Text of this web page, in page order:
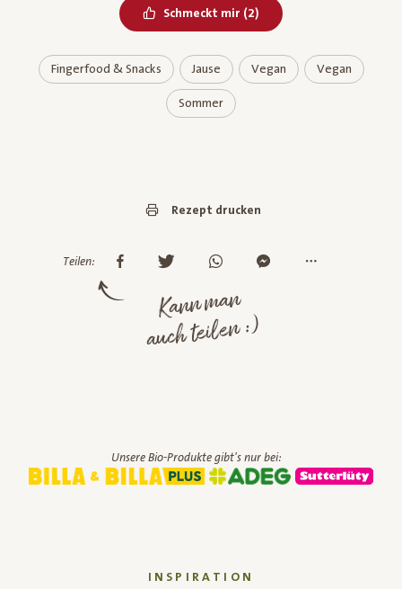
Schmeckt mir Bereits geliked
(2)
Fingerfood & Snacks Jause Vegan Vegan
Sommer
Rezept drucken
Teilen:
Kann man
auch teilen :)
Unsere Bio-Produkte gibt's nur bei:
INSPIRATION